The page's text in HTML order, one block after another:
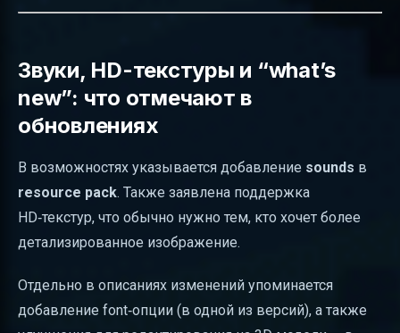
Звуки, HD-текстуры и “what’s
new”: что отмечают в
обновлениях
В возможностях указывается добавление sounds в
resource pack. Также заявлена поддержка
HD‑текстур, что обычно нужно тем, кто хочет более
детализированное изображение.
Отдельно в описаниях изменений упоминается
добавление font‑опции (в одной из версий), а также